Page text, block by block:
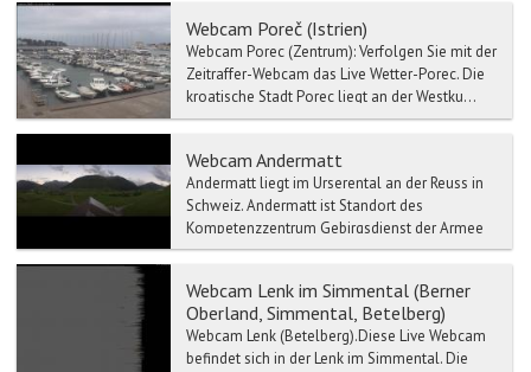
Webcam Poreč (Istrien)
Webcam Porec (Zentrum): Verfolgen Sie mit der
Zeitraffer-Webcam das Live Wetter-Porec. Die
kroatische Stadt Porec liegt an der Westku...
Webcam Andermatt
Andermatt liegt im Urserental an der Reuss in
Schweiz. Andermatt ist Standort des
Kompetenzzentrum Gebirgsdienst der Armee
der Schweizer Armee. Der...
Webcam Lenk im Simmental (Berner
Oberland, Simmental, Betelberg)
Webcam Lenk (Betelberg).Diese Live Webcam
befindet sich in der Lenk im Simmental. Die